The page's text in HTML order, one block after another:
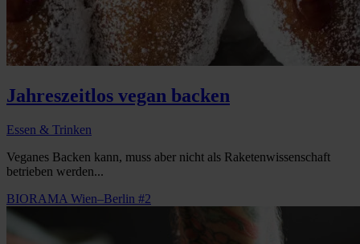
Jahreszeitlos vegan backen
Essen & Trinken
Veganes Backen kann, muss aber nicht als Raketenwissenschaft
betrieben werden...
BIORAMA Wien–Berlin #2